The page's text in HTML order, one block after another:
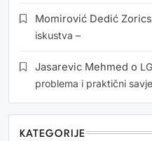
Momirović Dedić Zorics
iskustva –
Jasarevic Mehmed o
problema i praktični
KATEGORIJE